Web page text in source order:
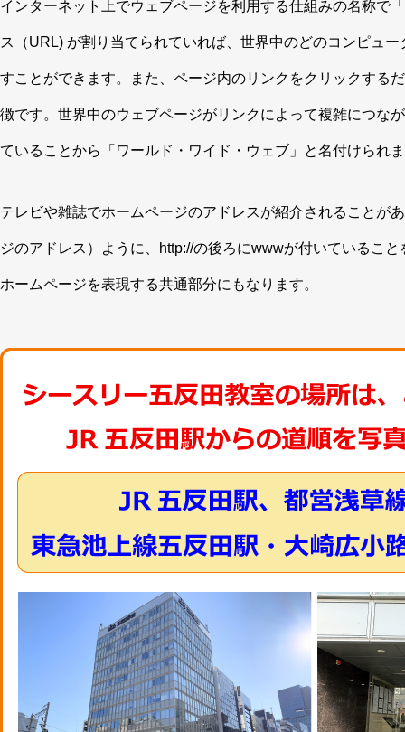
インターネット上でウェブページを利用する仕組みの名称で
ス（URL) が割り当てられていれば、世界中のどのコンピュ
すことができます。また、ページ内のリンクをクリックする
徴です。世界中のウェブページがリンクによって複雑につな
ていることから「ワールド・ワイド・ウェブ」と名付けられ
テレビや雑誌でホームページのアドレスが紹介されることが
ジのアドレス）ように、http://の後ろにwwwが付いているこ
ホームページを表現する共通部分にもなります。